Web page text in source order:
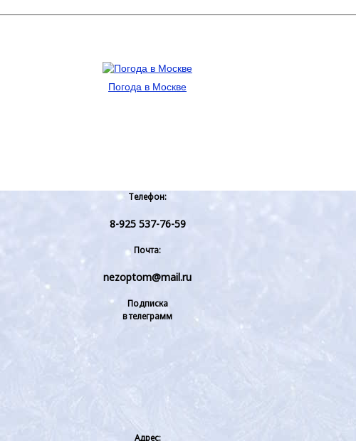
Погода в Москве
Телефон:
8-925 537-76-59
Почта:
nezoptom@mail.ru
Подписка
в телеграмм
Адрес: